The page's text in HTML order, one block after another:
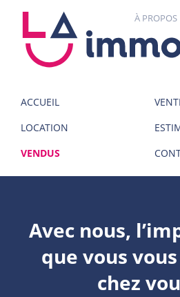
ACCUEIL
LOCATION
VENDUS
À PROPOS
Avec nous,
que vous
chez